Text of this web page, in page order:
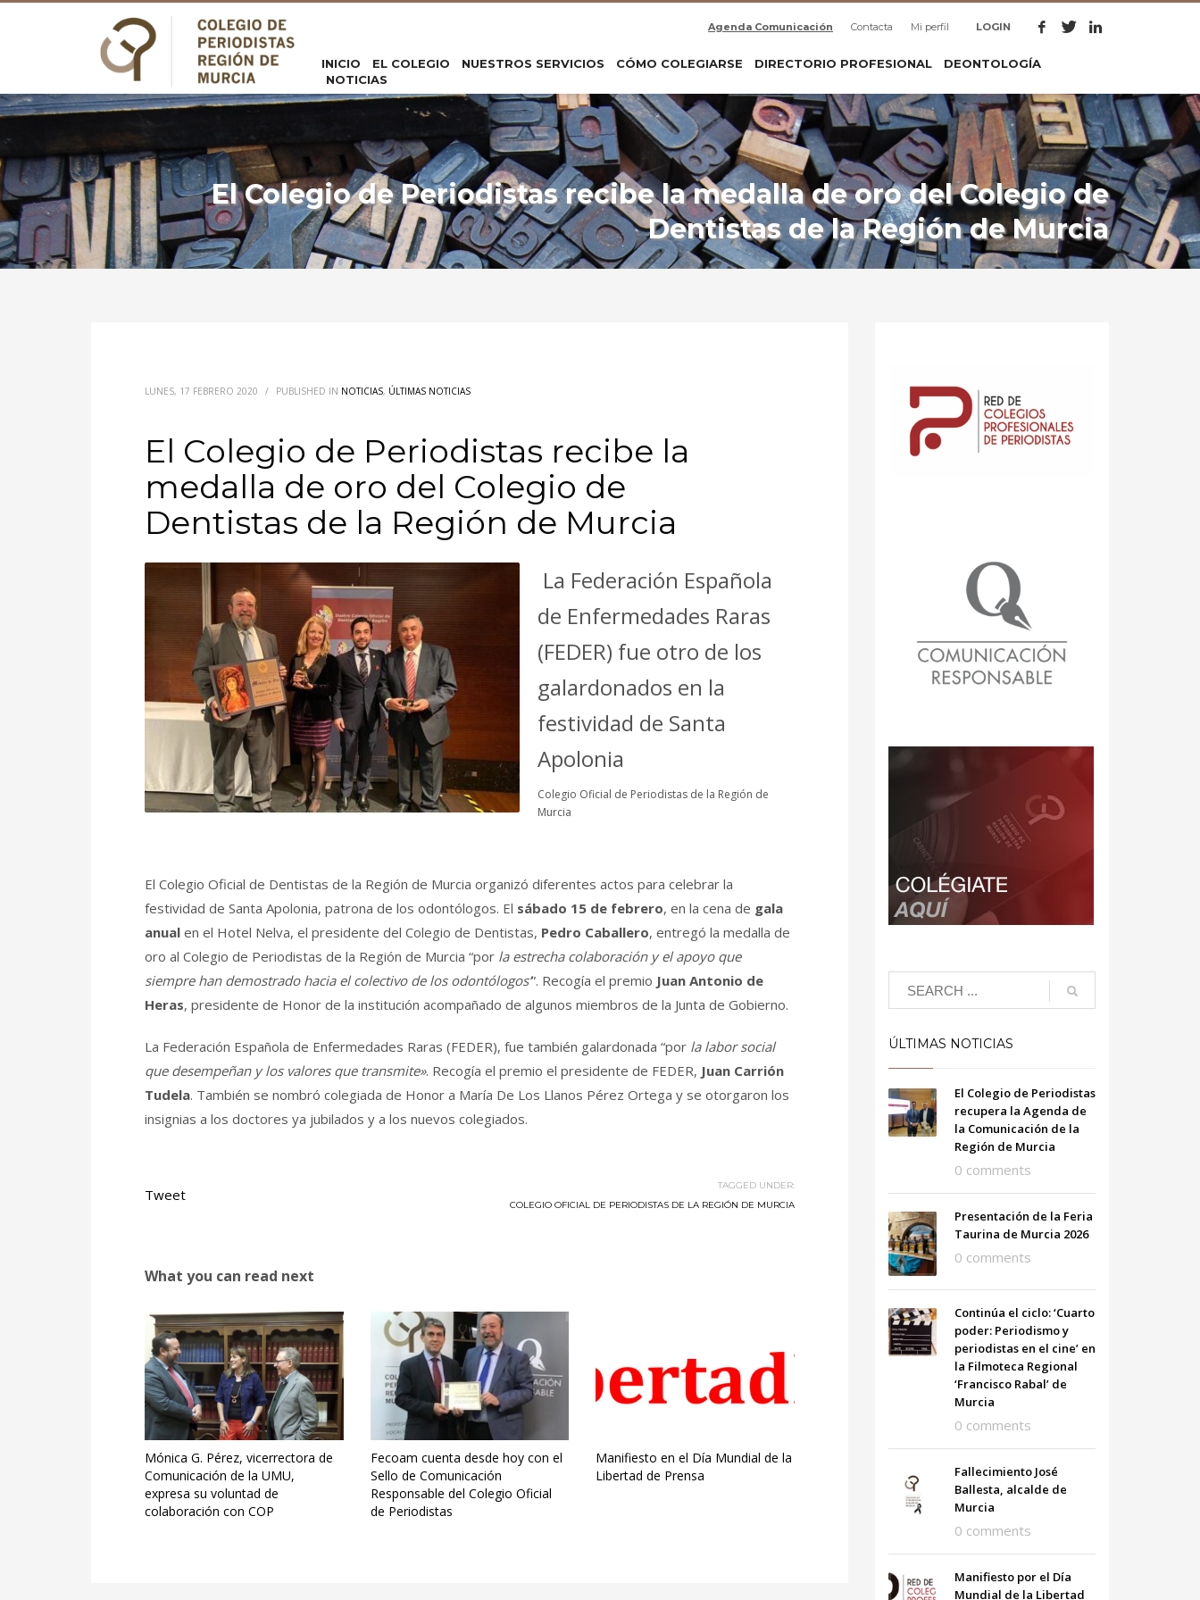
Agenda Comunicación Contacta Mi perfil LOGIN
INICIO EL COLEGIO NUESTROS SERVICIOS CÓMO COLEGIARSE DIRECTORIO PROFESIONAL
DEONTOLOGÍA
NOTICIAS
El Colegio de Periodistas recibe la medalla de oro del Colegio de
Dentistas de la Región de Murcia
LUNES, 17 FEBRERO 2020 / PUBLISHED IN NOTICIAS, ÚLTIMAS NOTICIAS
El Colegio de Periodistas recibe la
medalla de oro del Colegio de
Dentistas de la Región de Murcia
La Federación Española
de Enfermedades Raras
(FEDER) fue otro de los
galardonados en la
festividad de Santa
Apolonia
Colegio Oficial de Periodistas de la Región de
Murcia
El Colegio Oficial de Dentistas de la Región de Murcia organizó diferentes actos para celebrar la
festividad de Santa Apolonia, patrona de los odontólogos. El sábado 15 de febrero, en la cena de gala
anual en el Hotel Nelva, el presidente del Colegio de Dentistas, Pedro Caballero, entregó la medalla de
oro al Colegio de Periodistas de la Región de Murcia “por la estrecha colaboración y el apoyo que
siempre han demostrado hacia el colectivo de los odontólogos’”. Recogía el premio Juan Antonio de
Heras, presidente de Honor de la institución acompañado de algunos miembros de la Junta de Gobierno.
La Federación Española de Enfermedades Raras (FEDER), fue también galardonada “por la labor social
que desempeñan y los valores que transmite». Recogía el premio el presidente de FEDER, Juan Carrión
Tudela. También se nombró colegiada de Honor a María De Los Llanos Pérez Ortega y se otorgaron los
insignias a los doctores ya jubilados y a los nuevos colegiados.
Tweet
TAGGED UNDER:
COLEGIO OFICIAL DE PERIODISTAS DE LA REGIÓN DE MURCIA
What you can read next
Mónica G. Pérez, vicerrectora de
Comunicación de la UMU,
expresa su voluntad de
colaboración con COP
Fecoam cuenta desde hoy con el
Sello de Comunicación
Responsable del Colegio Oficial
de Periodistas
Manifiesto en el Día Mundial de la
Libertad de Prensa
ÚLTIMAS NOTICIAS
El Colegio de Periodistas
recupera la Agenda de
la Comunicación de la
Región de Murcia
0 comments
Presentación de la Feria
Taurina de Murcia 2026
0 comments
Continúa el ciclo: ‘Cuarto
poder: Periodismo y
periodistas en el cine’ en
la Filmoteca Regional
‘Francisco Rabal’ de
Murcia
0 comments
Fallecimiento José
Ballesta, alcalde de
Murcia
0 comments
Manifiesto por el Día
Mundial de la Libertad